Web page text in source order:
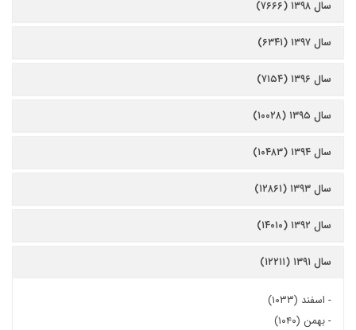
سال ۱۳۹۸ (۷۶۶۶)
سال ۱۳۹۷ (۶۳۴۱)
سال ۱۳۹۶ (۷۱۵۴)
سال ۱۳۹۵ (۱۰۰۲۸)
سال ۱۳۹۴ (۱۰۴۸۳)
سال ۱۳۹۳ (۱۲۸۶۱)
سال ۱۳۹۲ (۱۴۰۱۰)
سال ۱۳۹۱ (۱۲۲۱۱)
- اسفند (۱۰۳۳)
-بهمن (۱۰۴۰)